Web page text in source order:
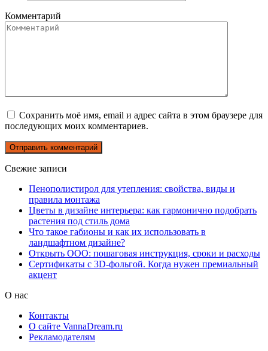
Комментарий
Сохранить моё имя, email и адрес сайта в этом браузере для
последующих моих комментариев.
Свежие записи
Пенополистирол для утепления: свойства, виды и
правила монтажа
Цветы в дизайне интерьера: как гармонично подобрать
растения под стиль дома
Что такое габионы и как их использовать в
ландшафтном дизайне?
Открыть ООО: пошаговая инструкция, сроки и расходы
Сертификаты с 3D-фольгой. Когда нужен премиальный
акцент
О нас
Контакты
О сайте VannaDream.ru
Рекламодателям